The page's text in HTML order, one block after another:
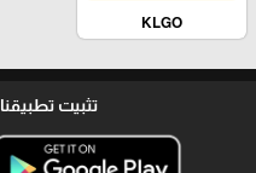
KLGO
تثبيت تطبيقنا